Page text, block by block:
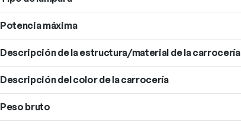
Potencia máxima
Descripción de la estructura/material de la carrocería
Descripción del color de la carrocería
Peso bruto